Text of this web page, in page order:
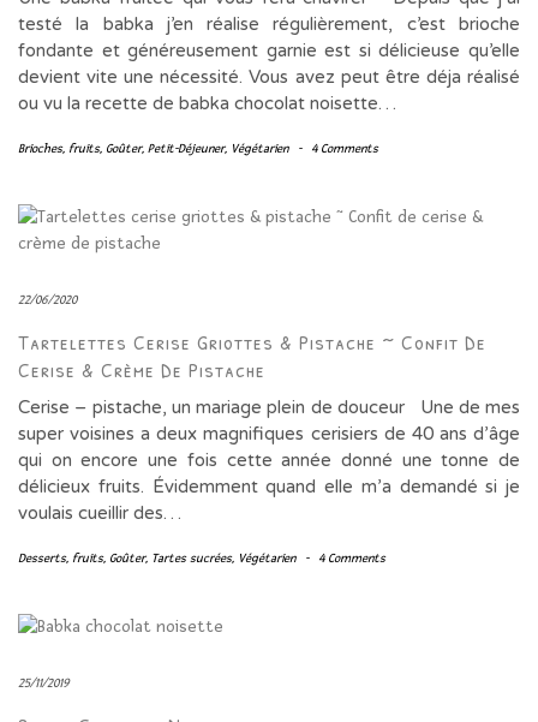
testé la babka j’en réalise régulièrement, c’est brioche
fondante et généreusement garnie est si délicieuse qu’elle
devient vite une nécessité. Vous avez peut être déja réalisé
ou vu la recette de babka chocolat noisette…
Brioches, fruits, Goûter, Petit-Déjeuner, Végétarien - 4 Comments
22/06/2020
Tartelettes Cerise Griottes & Pistache ~ Confit De
Cerise & Crème De Pistache
Cerise – pistache, un mariage plein de douceur Une de mes
super voisines a deux magnifiques cerisiers de 40 ans d’âge
qui on encore une fois cette année donné une tonne de
délicieux fruits. Évidemment quand elle m’a demandé si je
voulais cueillir des…
Desserts, fruits, Goûter, Tartes sucrées, Végétarien - 4 Comments
25/11/2019